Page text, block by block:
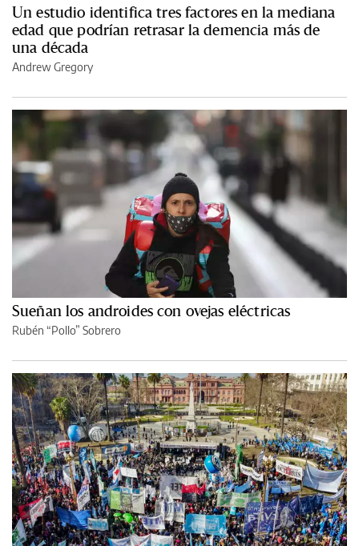
Un estudio identifica tres factores en la mediana
edad que podrían retrasar la demencia más de
una década
Andrew Gregory
Sueñan los androides con ovejas eléctricas
Rubén “Pollo” Sobrero